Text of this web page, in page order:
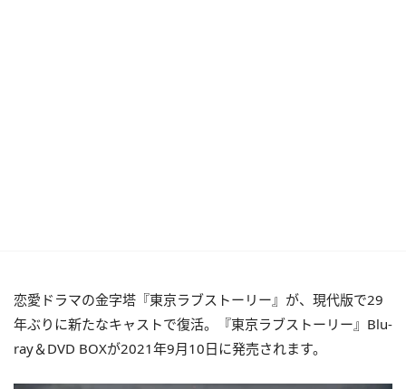
恋愛ドラマの金字塔『東京ラブストーリー』が、現代版で29
年ぶりに新たなキャストで復活。『東京ラブストーリー』Blu-
ray＆DVD BOXが2021年9月10日に発売されます。